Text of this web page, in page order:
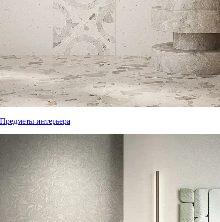
Предметы интерьера